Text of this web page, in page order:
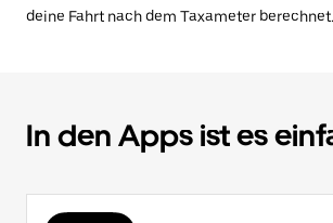
deine Fahrt nach dem Taxameter berechnet.
In den Apps ist es